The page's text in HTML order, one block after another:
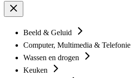
Beeld & Geluid
Computer, Multimedia & Telefonie
Wassen en drogen
Keuken